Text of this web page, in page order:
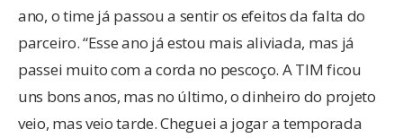
ano, o time já passou a sentir os efeitos da falta do
parceiro. “Esse ano já estou mais aliviada, mas já
passei muito com a corda no pescoço. A TIM ficou
uns bons anos, mas no último, o dinheiro do projeto
veio, mas veio tarde. Cheguei a jogar a temporada